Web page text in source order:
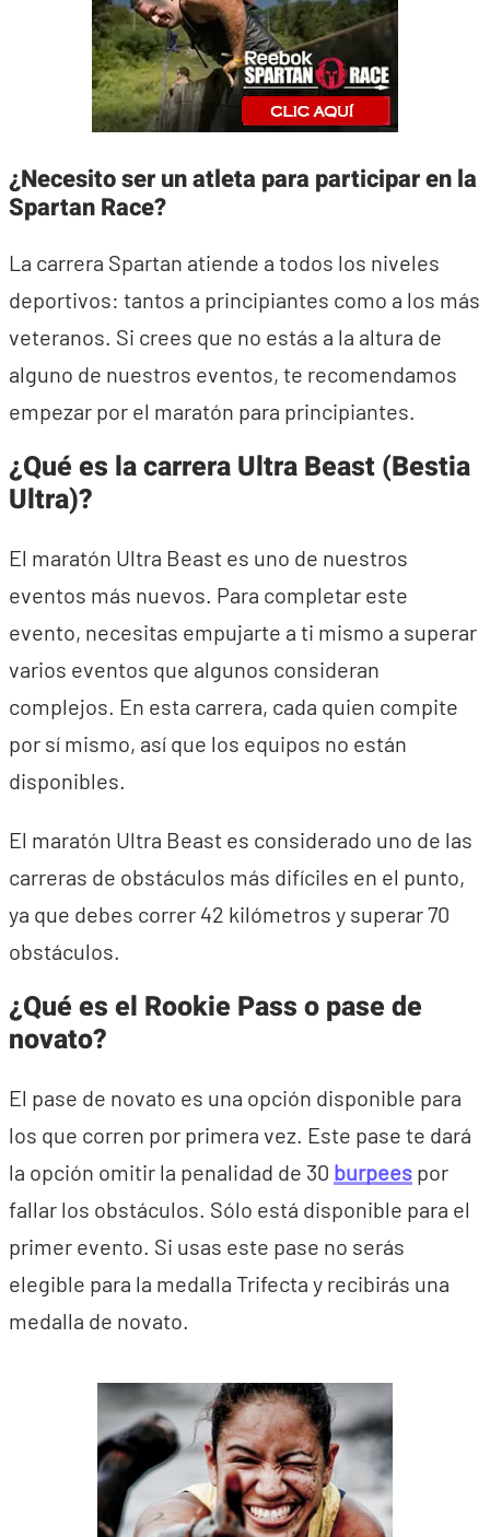
¿Necesito ser un atleta para participar en la
Spartan Race?
La carrera Spartan atiende a todos los niveles
deportivos: tantos a principiantes como a los más
veteranos. Si crees que no estás a la altura de
alguno de nuestros eventos, te recomendamos
empezar por el maratón para principiantes.
¿Qué es la carrera Ultra Beast (Bestia
Ultra)?
El maratón Ultra Beast es uno de nuestros
eventos más nuevos. Para completar este
evento, necesitas empujarte a ti mismo a superar
varios eventos que algunos consideran
complejos. En esta carrera, cada quien compite
por sí mismo, así que los equipos no están
disponibles.
El maratón Ultra Beast es considerado uno de las
carreras de obstáculos más difíciles en el punto,
ya que debes correr 42 kilómetros y superar 70
obstáculos.
¿Qué es el Rookie Pass o pase de
novato?
El pase de novato es una opción disponible para
los que corren por primera vez. Este pase te dará
la opción omitir la penalidad de 30 burpees por
fallar los obstáculos. Sólo está disponible para el
primer evento. Si usas este pase no serás
elegible para la medalla Trifecta y recibirás una
medalla de novato.